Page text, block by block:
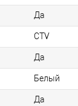
Да
CTV
Да
Белый
Да